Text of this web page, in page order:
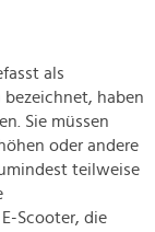
als
haben
Sie müssen
oder andere
teilweise
Scooter, die